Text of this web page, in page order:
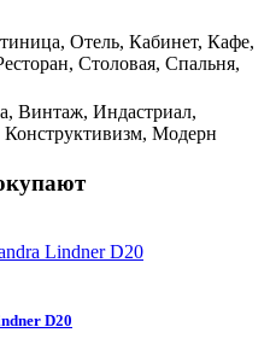
Отель, Кабинет, Кафе,
Столовая, Спальня,
Винтаж, Индастриал,
Модерн
D20